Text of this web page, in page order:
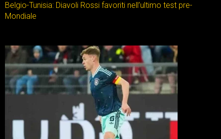
Belgio-Tunisia: Diavoli Rossi favoriti nell’ultimo test pre-
Mondiale